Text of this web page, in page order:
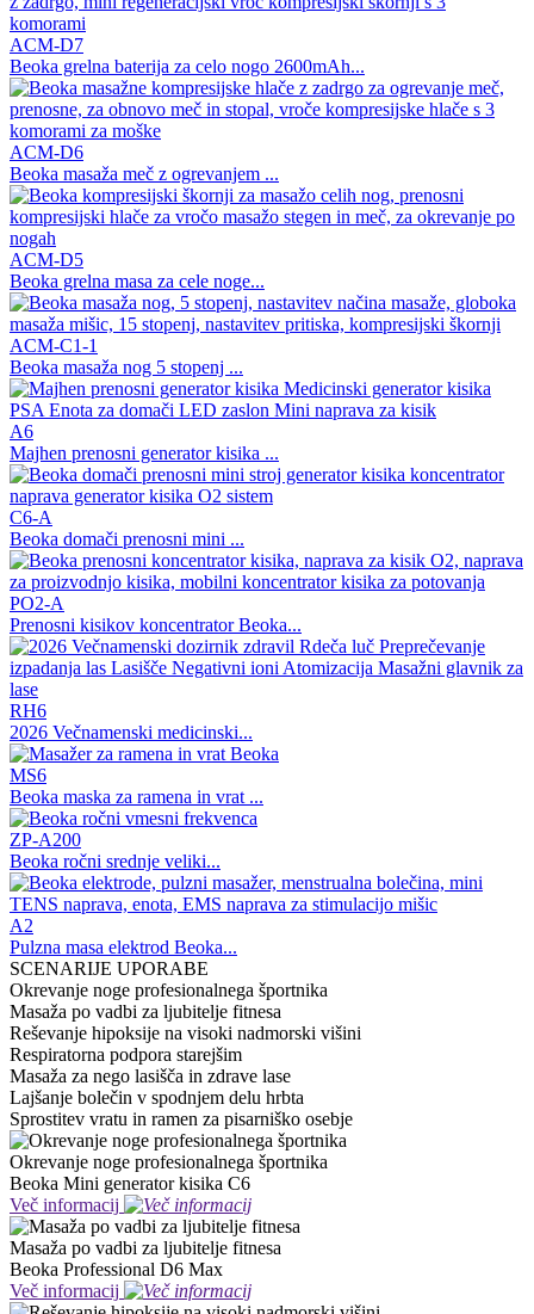
ACM-D7
Beoka grelna baterija za celo nogo 2600mAh...
ACM-D6
Beoka masaža meč z ogrevanjem ...
ACM-D5
Beoka grelna masa za cele noge...
ACM-C1-1
Beoka masaža nog 5 stopenj ...
A6
Majhen prenosni generator kisika ...
C6-A
Beoka domači prenosni mini ...
PO2-A
Prenosni kisikov koncentrator Beoka...
RH6
2026 Večnamenski medicinski...
MS6
Beoka maska ​​za ramena in vrat ...
ZP-A200
Beoka ročni srednje veliki...
A2
Pulzna masa elektrod Beoka...
SCENARIJE UPORABE
Okrevanje noge profesionalnega športnika
Masaža po vadbi za ljubitelje fitnesa
Reševanje hipoksije na visoki nadmorski višini
Respiratorna podpora starejšim
Masaža za nego lasišča in zdrave lase
Lajšanje bolečin v spodnjem delu hrbta
Sprostitev vratu in ramen za pisarniško osebje
Okrevanje noge profesionalnega športnika
Beoka Mini generator kisika C6
Več informacij
Masaža po vadbi za ljubitelje fitnesa
Beoka Professional D6 Max
Več informacij